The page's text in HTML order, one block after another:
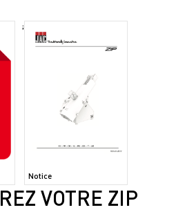
;
Notice
VOTRE ZIP